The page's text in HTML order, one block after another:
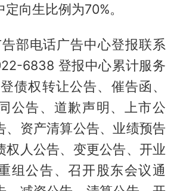
向生比例为70%。
部电话广告中心登报联系
6838 登报中心累计服务
债权转让公告、催告函、
公告、道歉声明、上市公
、资产清算公告、业绩预告
权人公告、变更公告、开业
组公告、召开股东会议通